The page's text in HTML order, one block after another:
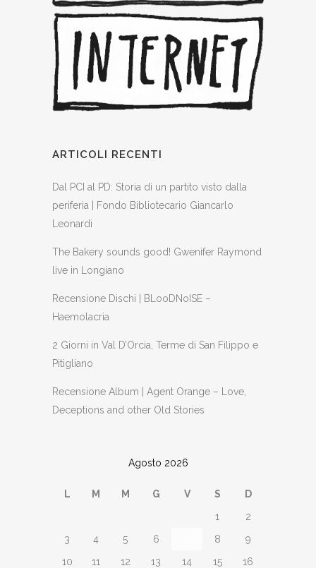
ARTICOLI RECENTI
Dal PCI al PD: Storia di un partito visto dalla
periferia | Fondo Bibliotecario Giancarlo
Leonardi
The Bakery sounds good! Gwenifer Raymond
live in Longiano
Recensione Dischi | BLooDNoISE –
Haemolacria
2 Giorni in Val D’Orcia, Terme di San Filippo e
Pitigliano
Recensione Album | Agent Orange – Love,
Deceptions and other Old Stories
Agosto 2026
L M M G V S
D
1
2
3
4 5 6 8
9
10
11 12 13 14 15
16